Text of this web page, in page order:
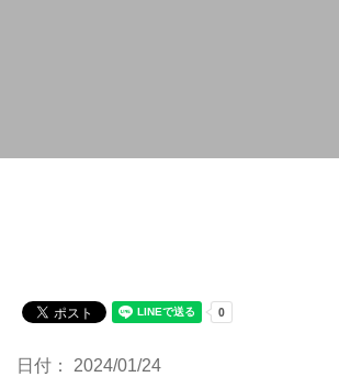
日付： 2024/01/24